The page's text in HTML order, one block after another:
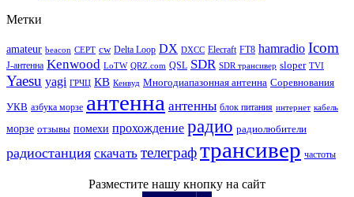
Метки
amateur beacon CEPT cw Delta Loop DX DXCC Elecraft FT8 hamradio Icom
J-антенна Kenwood LoTW QRZ.com QSL SDR SDR трансивер sloper TVI
Yaesu yagi ГРЧЦ КВ Кенвуд Многодиапазонная антенна Соревнования
УКВ азбука морзе антенна антенны блок питания интернет кабель
морзе отзывы помехи прохождение радио радиолюбители
радиостанция скачать телеграфтрансивер частоты
Разместите нашу кнопку на сайт